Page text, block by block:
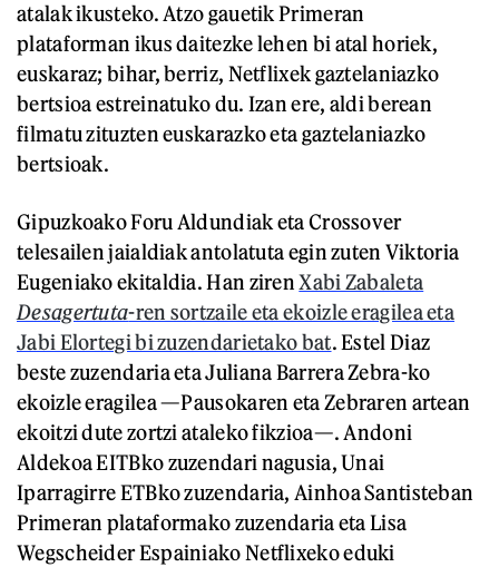
atalak ikusteko. Atzo gauetik Primeran
plataforman ikus daitezke lehen bi atal horiek,
euskaraz; bihar, berriz, Netflixek gaztelaniazko
bertsioa estreinatuko du. Izan ere, aldi berean
filmatu zituzten euskarazko eta gaztelaniazko
bertsioak.
Gipuzkoako Foru Aldundiak eta Crossover
telesailen jaialdiak antolatuta egin zuten Viktoria
Eugeniako ekitaldia. Han zirenXabi Zabaleta
Desagertuta-ren sortzaile eta ekoizle eragilea eta
Jabi Elortegi bi zuzendarietako bat. Estel Diaz
beste zuzendaria eta Juliana Barrera Zebra-ko
ekoizle eragilea —Pausokaren eta Zebraren artean
ekoitzi dute zortzi ataleko fikzioa—. Andoni
Aldekoa EITBko zuzendari nagusia, Unai
Iparragirre ETBko zuzendaria, Ainhoa Santisteban
Primeran plataformako zuzendaria eta Lisa
Wegscheider Espainiako Netflixeko eduki